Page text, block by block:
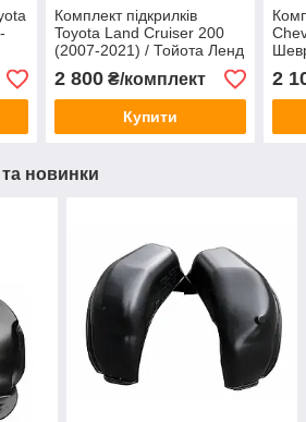
Комплект підкрилків
Toyota Land Cruiser 200
(2007-2021) / Тойота Ленд
Крузер 200, 4 шт
2 800₴/комплект
Купити
2
та новинки